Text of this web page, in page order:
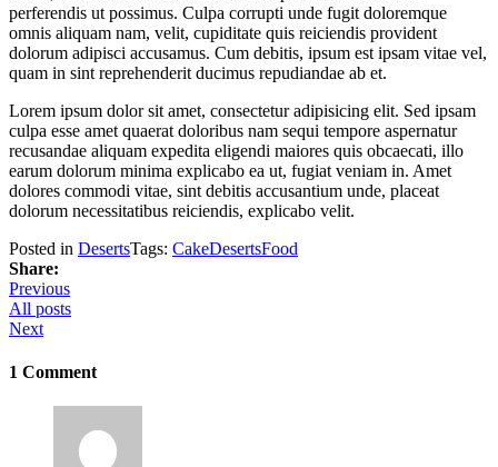
perferendis ut possimus. Culpa corrupti unde fugit doloremque
omnis aliquam nam, velit, cupiditate quis reiciendis provident
dolorum adipisci accusamus. Cum debitis, ipsum est ipsam vitae vel,
quam in sint reprehenderit ducimus repudiandae ab et.
Lorem ipsum dolor sit amet, consectetur adipisicing elit. Sed ipsam
culpa esse amet quaerat doloribus nam sequi tempore aspernatur
recusandae aliquam expedita eligendi maiores quis obcaecati, illo
earum dolorum minima explicabo ea ut, fugiat veniam in. Amet
dolores commodi vitae, sint debitis accusantium unde, placeat
dolorum necessitatibus reiciendis, explicabo velit.
Posted in DesertsTags: CakeDesertsFood
Share:
Previous
All posts
Next
1 Comment